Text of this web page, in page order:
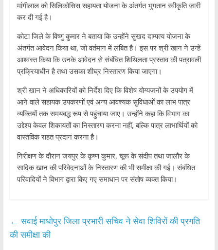
मांगीलाल को सिलिकोसिस सहायता योजना के अंतर्गत भुगतान स्वीकृति जारी
कर दी गई है।
कोटा जिले के विष्णु कुमार ने बताया कि उन्होंने सुखद दाम्पत्य योजना के
अंतर्गत आवेदन किया था, जो वर्तमान में लंबित है। इस पर श्री खान ने उन्हें
आश्वस्त किया कि उनके आवेदन से संबंधित शिथिलता प्रस्ताव की पत्रावली
प्रक्रियाधीन है तथा उसका शीघ्र निस्तारण किया जाएगा।
श्री खान ने अधिकारियों को निर्देश दिए कि विशेष योग्यजनों के उपयोग में
आने वाले सहायक उपकरणों एवं अन्य आवश्यक सुविधाओं का लाभ पात्र
व्यक्तियों तक समयबद्ध रूप से पहुंचाया जाए। उन्होंने कहा कि विभाग का
उद्देश्य केवल शिकायतों का निस्तारण करना नहीं, बल्कि पात्र लाभार्थियों को
वास्तविक राहत प्रदान करना है।
निरीक्षण के दौरान जयपुर के कृष्ण कुमार, चूरू के संदीप तथा जालौर के
सादिक खान की परिवेदनाओं के निस्तारण की भी समीक्षा की गई। संबंधित
परिवादियों ने विभाग द्वारा किए गए समाधान पर संतोष व्यक्त किया।
← सवाई माधोपुर जिला प्रभारी सचिव ने सेवा शिविरों की प्रगति
की समीक्षा की